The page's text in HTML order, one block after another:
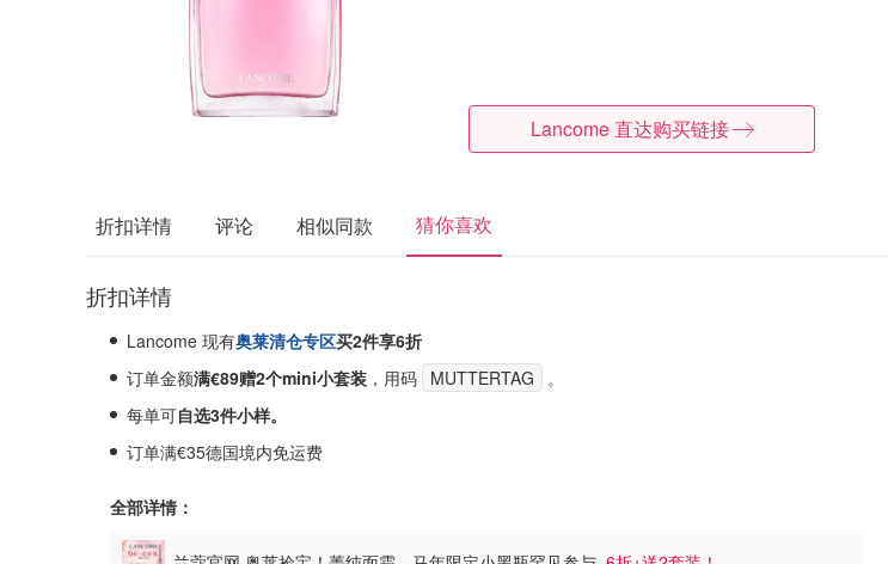
Lancome 直达购买链接
折扣详情 评论 相似同款 猜你喜欢
折扣详情
Lancome 现有奥莱清仓专区买2件享6折
订单金额满€89赠2个mini小套装 ，用码 MUTTERTAG
。
每单可自选3件小样。
订单满€35德国境内免运费
全部详情：